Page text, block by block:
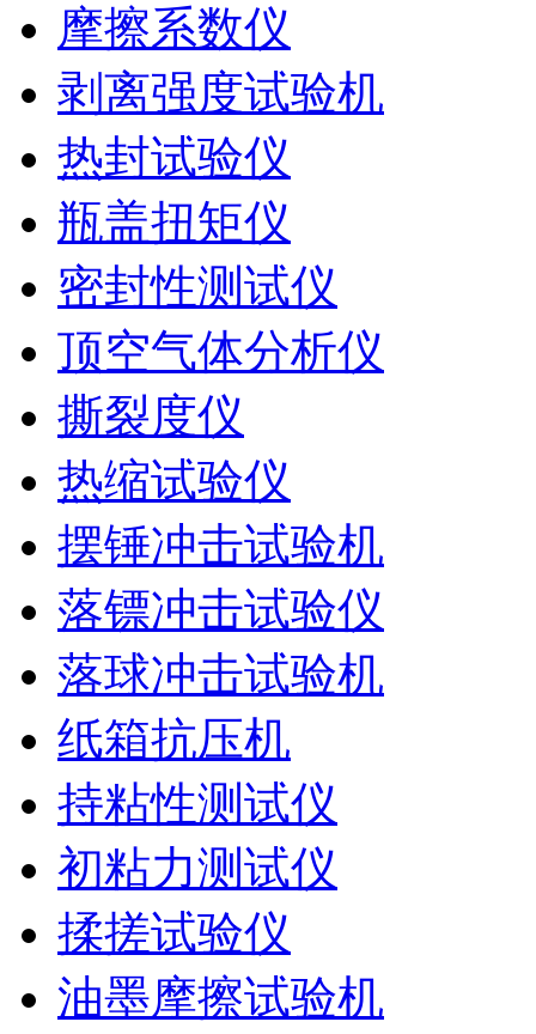
摩擦系数仪
剥离强度试验机
热封试验仪
瓶盖扭矩仪
密封性测试仪
顶空气体分析仪
撕裂度仪
热缩试验仪
摆锤冲击试验机
落镖冲击试验仪
落球冲击试验机
纸箱抗压机
持粘性测试仪
初粘力测试仪
揉搓试验仪
油墨摩擦试验机